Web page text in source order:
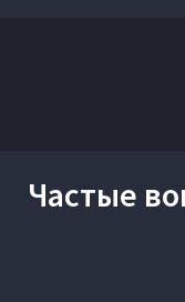
Частые